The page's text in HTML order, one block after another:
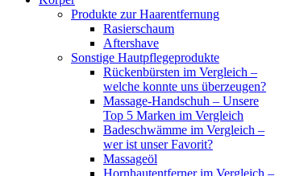
Produkte zur Haarentfernung
Rasierschaum
Aftershave
Sonstige Hautpflegeprodukte
Rückenbürsten im Vergleich –
welche konnte uns überzeugen?
Massage-Handschuh – Unsere
Top 5 Marken im Vergleich
Badeschwämme im Vergleich –
wer ist unser Favorit?
Massageöl